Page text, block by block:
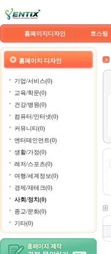
홈페이지디자인 호스팅
홈페이지 디자인
기업/서비스(0)
교육/학문(0)
건강/병원(0)
컴퓨터/인터넷(0)
커뮤니티(0)
엔터테인먼트(0)
생활/가정(0)
레저/스포츠(0)
여행/세계정보(0)
경제/재테크(0)
사회/정치(0)
종교/문화(0)
기타(0)